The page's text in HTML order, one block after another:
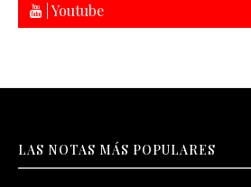
| Youtube
LAS NOTAS MÁS POPULARES